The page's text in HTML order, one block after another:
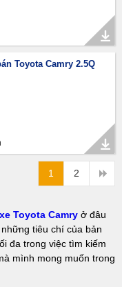
Toyota Camry 2.5Q
1 2
Toyota Camry ở đâu
tiêu chí của bản
đa trong việc tìm kiếm
mình mong muốn trong